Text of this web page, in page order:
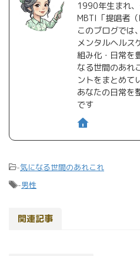
1990年生まれ
MBTI「提唱者（
このブログでは
メンタルヘルス
組み化・日常を
なる世間のあれ
ントをまとめて
あなたの日常を
です
-気になる世間のあれこれ
-男性
関連記事